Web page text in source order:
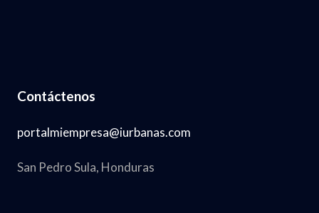
Contáctenos
portalmiempresa@iurbanas.com
San Pedro Sula, Honduras